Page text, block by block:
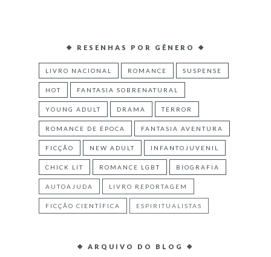
❖ RESENHAS POR GÊNERO ❖
LIVRO NACIONAL ROMANCE SUSPENSE
HOT FANTASIA SOBRENATURAL
YOUNG ADULT DRAMA TERROR
ROMANCE DE ÉPOCA FANTASIA AVENTURA
FICÇÃO NEW ADULT INFANTOJUVENIL
CHICK LIT ROMANCE LGBT BIOGRAFIA
AUTOAJUDA LIVRO REPORTAGEM
FICÇÃO CIENTÍFICA ESPIRITUALISTAS
❖ ARQUIVO DO BLOG ❖